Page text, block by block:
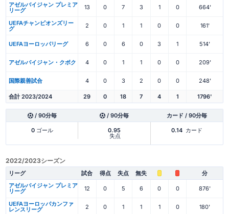
アゼルバイジャン プレミア
リーグ 13 0 7 3 1 0 664'
UEFAチャンピオンズリー
グ 2 0 1 1 0 0 161'
UEFAヨーロッパリーグ 6 0 6 0 3 1 514'
アゼルバイジャン・クボク 4 0 1 1 0 0 209'
国際親善試合 4 0 3 2 0 0 248'
合計 2023/2024 29 0 18 7 4 1 1796'
/ 90分毎 / 90分毎 カード / 90分毎
0ゴール 0.95
失点
0.14 カード
2022/2023シーズン
リーグ 試合 得点 失点 無失
分
アゼルバイジャン プレミア
リーグ 12 0 5 6 0 0 876'
UEFAヨーロッパカンファ
レンスリーグ 2 0 1 1 1 0 180'